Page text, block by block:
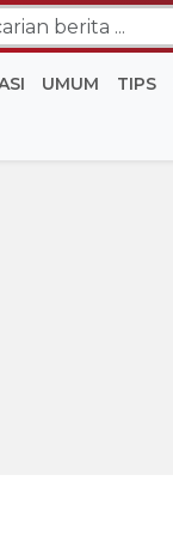
UMUM TIPS